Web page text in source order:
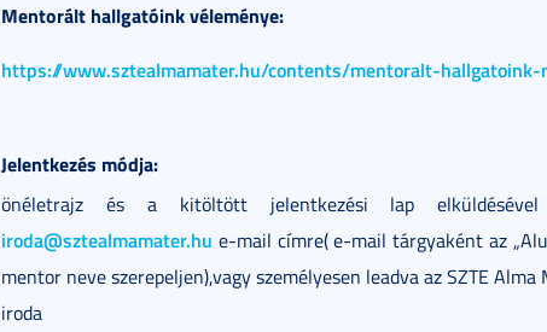
Mentorált hallgatóink véleménye:
https://www.sztealmamater.hu/contents/mentoralt-hallgatoink-
Jelentkezés módja:
önéletrajz és a kitöltött jelentkezési lap
iroda@sztealmamater.hu e-mail címre( e-mail tárgyaként az
mentor neve szerepeljen),vagy személyesen leadva az SZTE
iroda